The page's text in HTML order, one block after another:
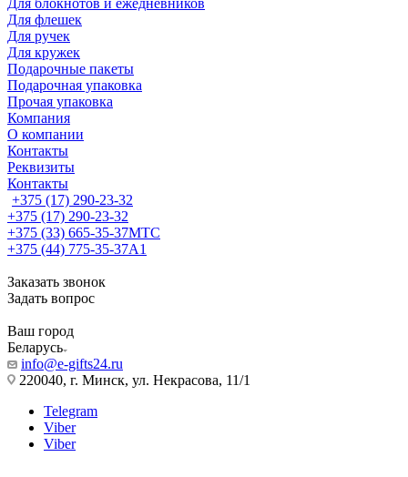
Для блокнотов и ежедневников
Для флешек
Для ручек
Для кружек
Подарочные пакеты
Подарочная упаковка
Прочая упаковка
Компания
О компании
Контакты
Реквизиты
Контакты
+375 (17) 290-23-32
+375 (17) 290-23-32
+375 (33) 665-35-37МТС
+375 (44) 775-35-37А1
Заказать звонок
Задать вопрос
Ваш город
Беларусь
info@e-gifts24.ru
220040, г. Минск, ул. Некрасова, 11/1
Telegram
Viber
Viber